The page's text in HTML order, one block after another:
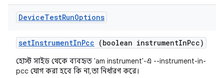
DeviceTestRunOptions
setInstrumentInPcc (boolean instrumentInPcc)
হোস্ট সাইড থেকে ব্যবহৃত 'am instrument'-এ --instrument-in-
pcc যোগ করা হবে কি না, তা নির্ধারণ করে।